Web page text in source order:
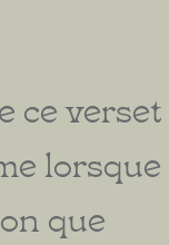
ce verset
lorsque
que